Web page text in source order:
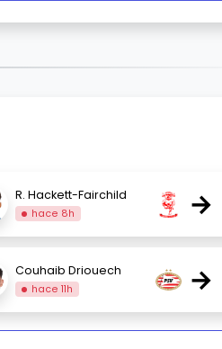
R. Hackett-Fairchild
hace 8h →
Couhaib Driouech
hace 11h →